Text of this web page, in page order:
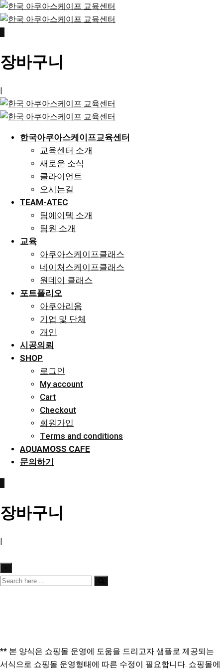
Skip
to
장바구니
|
한국아쿠아스케이프교육센터
교육센터 소개
새로운 소식
클라이언트
오시는길
TEAM-ATEC
팀에이텍 소개
팀원 소개
교육
아쿠아스케이프클래스
네이처스케이프클래스
원데이 클래스
포트폴리오
아쿠아리움
기업 및 단체
개인
시공의뢰
SHOP
로그인
My account
Cart
Checkout
회원가입
Terms and conditions
AQUAMOSS CAFE
문의하기
장바구니
** 본 양식은 쇼핑몰 운영에 도움을 드리고자 샘플로 제공되는
서식으로 쇼핑몰 운영형태에 따른 수정이 필요합니다. 쇼핑몰에